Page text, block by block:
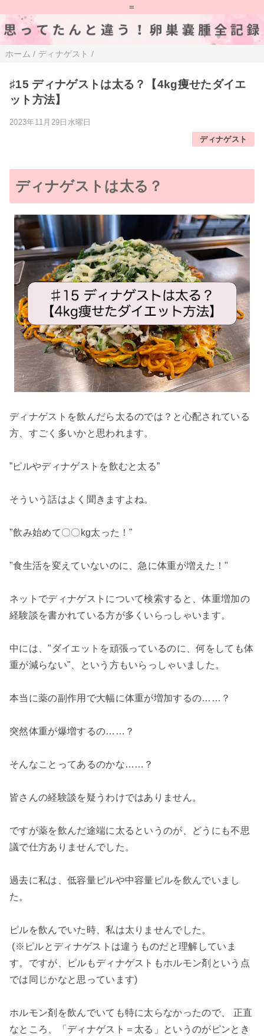
=
ホーム / ディナゲスト /
♯15 ディナゲストは太る？【4kg痩せたダイエ
ット方法】
2023年11月29日水曜日
ディナゲスト
ディナゲストは太る？
ディナゲストを飲んだら太るのでは？と心配されている
方、すごく多いかと思われます。
”ピルやディナゲストを飲むと太る”
そういう話はよく聞きますよね。
"飲み始めて〇〇kg太った！"
"食生活を変えていないのに、急に体重が増えた！"
ネットでディナゲストについて検索すると、体重増加の
経験談を書かれている方が多くいらっしゃいます。
中には、"ダイエットを頑張っているのに、何をしても体
重が減らない"、という方もいらっしゃいました。
本当に薬の副作用で大幅に体重が増加するの……？
突然体重が爆増するの……？
そんなことってあるのかな……？
皆さんの経験談を疑うわけではありません。
ですが薬を飲んだ途端に太るというのが、どうにも不思
議で仕方ありませんでした。
過去に私は、低容量ピルや中容量ピルを飲んでいまし
た。
ピルを飲んでいた時、私は太りませんでした。
(※ピルとディナゲストは違うものだと理解していま
す。 ですが、ピルもディナゲストもホルモン剤という点
では同じかなと思っています)
ホルモン剤を飲んでいても特に太らなかったので、 正直
なところ、「ディナゲスト＝太る」というのがピンとき